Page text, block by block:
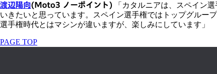
渡辺陽向(Moto3 ノーポイント) 「カタルニアは、スペイン
いきたいと思っています。スペイン選手権ではトップグルー
選手権時代とはマシンが違いますが、楽しみにしています」
PAGE TOP